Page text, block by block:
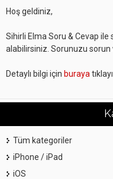
Hoş geldiniz,
Sihirli Elma Soru & Cevap ile
alabilirsiniz. Sorunuzu sorun
Detaylı bilgi için buraya
Tüm kategoriler
iPhone / iPad
iOS